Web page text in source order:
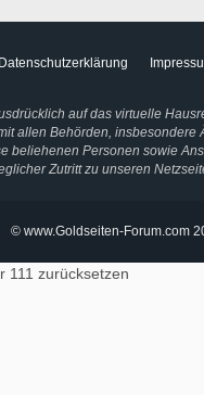
Datenschutzerklärung
auf das virtuelle
allen Behörden, insbesondere
beliehenen Personen sowie
Zutritt zu unseren
© www.Goldseiten-Forum.com
111 zurücksetzen